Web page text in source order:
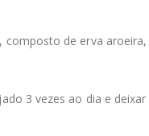
composto de erva
3 vezes ao dia e